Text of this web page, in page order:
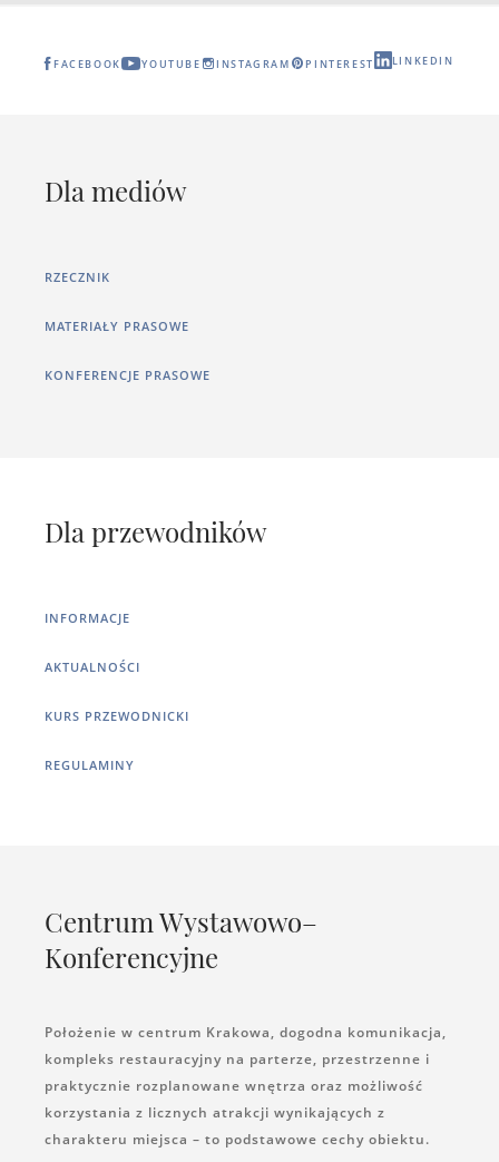
FACEBOOK YOUTUBE INSTAGRAM PINTEREST LINKEDIN
Dla mediów
RZECZNIK
MATERIAŁY PRASOWE
KONFERENCJE PRASOWE
Dla przewodników
INFORMACJE
AKTUALNOŚCI
KURS PRZEWODNICKI
REGULAMINY
Centrum Wystawowo–
Konferencyjne
Położenie w centrum Krakowa, dogodna komunikacja,
kompleks restauracyjny na parterze, przestrzenne i
praktycznie rozplanowane wnętrza oraz możliwość
korzystania z licznych atrakcji wynikających z
charakteru miejsca – to podstawowe cechy obiektu.